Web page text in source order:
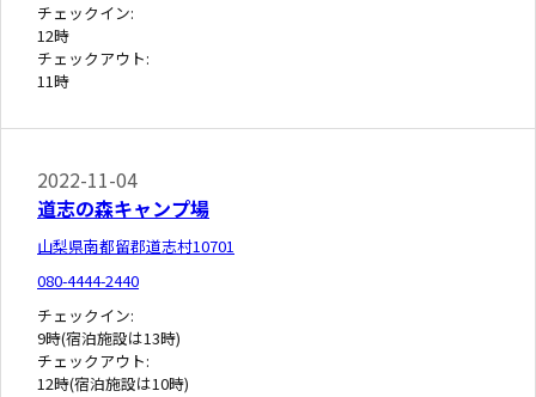
チェックイン:
12時
チェックアウト:
11時
2022-11-04
道志の森キャンプ場
山梨県南都留郡道志村10701
080-4444-2440
チェックイン:
9時(宿泊施設は13時)
チェックアウト:
12時(宿泊施設は10時)